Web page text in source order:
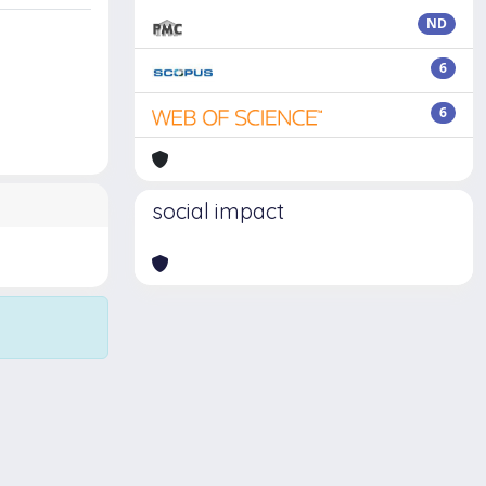
ND
6
6
social impact